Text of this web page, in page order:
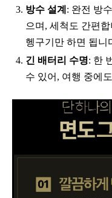
방수 설계 : 완전 방
으며, 세척도 간편
헹구기만 하면 됩니
긴 배터리 수명: 한
수 있어, 여행 중에